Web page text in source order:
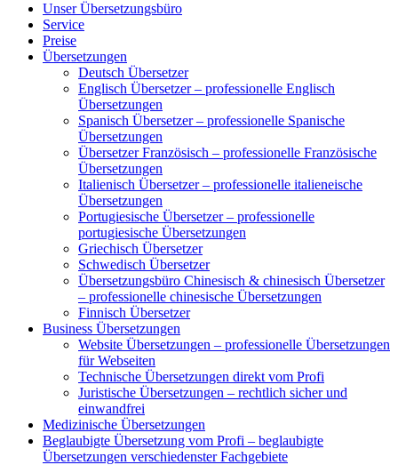
Unser Übersetzungsbüro
Service
Preise
Übersetzungen
Deutsch Übersetzer
Englisch Übersetzer – professionelle Englisch
Übersetzungen
Spanisch Übersetzer – professionelle Spanische
Übersetzungen
Übersetzer Französisch – professionelle Französische
Übersetzungen
Italienisch Übersetzer – professionelle italieneische
Übersetzungen
Portugiesische Übersetzer – professionelle
portugiesische Übersetzungen
Griechisch Übersetzer
Schwedisch Übersetzer
Übersetzungsbüro Chinesisch & chinesisch Übersetzer
– professionelle chinesische Übersetzungen
Finnisch Übersetzer
Business Übersetzungen
Website Übersetzungen – professionelle Übersetzungen
für Webseiten
Technische Übersetzungen direkt vom Profi
Juristische Übersetzungen – rechtlich sicher und
einwandfrei
Medizinische Übersetzungen
Beglaubigte Übersetzung vom Profi – beglaubigte
Übersetzungen verschiedenster Fachgebiete